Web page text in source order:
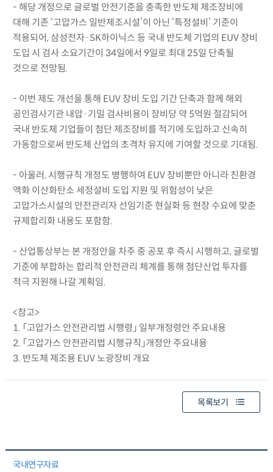
- 해당 개정으로 글로벌 안전기준을 충족한 반도체 제조장비에
대해 기존 ‘고압가스 일반제조시설’이 아닌 ‘특정설비’ 기준이
적용되어, 삼성전자·SK하이닉스 등 국내 반도체 기업의 EUV 장비
도입 시 검사 소요기간이 34일에서 9일로 최대 25일 단축될
것으로 전망됨.
- 이번 제도 개선을 통해 EUV 장비 도입 기간 단축과 함께 해외
공인검사기관 내압·기밀 검사비용이 장비당 약 5억원 절감되어
국내 반도체 기업들이 첨단 제조장비를 적기에 도입하고 신속히
가동함으로써 반도체 산업의 초격차 유지에 기여할 것으로 기대됨.
- 아울러, 시행규칙 개정도 병행하여 EUV 장비뿐만 아니라 친환경
액화 이산화탄소 세정설비 도입 지원 및 위험성이 낮은
고압가스시설의 안전관리자 선임기준 현실화 등 현장 수요에 맞춘
규제합리화 내용도 포함함.
- 산업통상부는 본 개정안을 차주 중 공포 후 즉시 시행하고, 글로벌
기준에 부합하는 합리적 안전관리 체계를 통해 첨단산업 투자를
적극 지원해 나갈 계획임.
<참고>
1. 「고압가스 안전관리법 시행령」 일부개정령안 주요내용
2. 「고압가스 안전관리법 시행규칙」개정안 주요내용
3. 반도체 제조용 EUV 노광장비 개요
목록보기
국내연구자료